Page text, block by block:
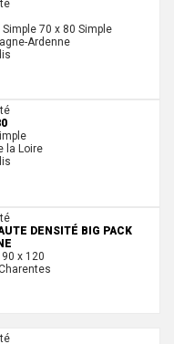
70 x 80 Simple
Ardenne
la Loire
NG Krone
DENSITÉ BIG PACK
90 x 120